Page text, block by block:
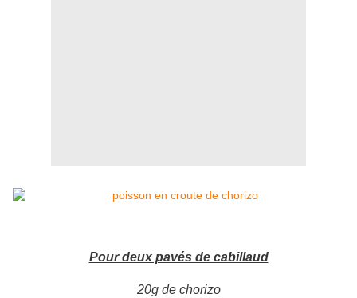
Pour deux pavés de cabillaud
20g de chorizo